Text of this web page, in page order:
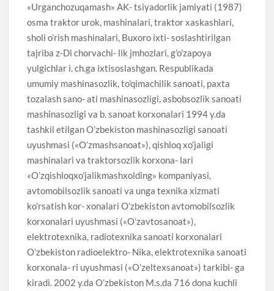
«Urganchozuqamash» AK- tsiyadorlik jamiyati (1987)
osma traktor urok, mashinalari, traktor xaskashlari,
sholi o’rish mashinalari, Buxoro ixti- soslashtirilgan
tajriba z-Di chorvachi- lik jmhozlari, g’o’zapoya
yulgichlar i. ch.ga ixtisoslashgan. Respublikada
umumiy mashinasozlik, to’qimachilik sanoati, paxta
tozalash sano- ati mashinasozligi, asbobsozlik sanoati
mashinasozligi va b. sanoat korxonalari 1994 y.da
tashkil etilgan O’zbekiston mashinasozligi sanoati
uyushmasi («O’zmashsanoat»), qishloq xo’jaligi
mashinalari va traktorsozlik korxona- lari
«O’zqishloqxo’jalikmashxolding» kompaniyasi,
avtomobilsozlik sanoati va unga texnika xizmati
ko’rsatish kor- xonalari O’zbekiston avtomobilsozlik
korxonalari uyushmasi («O’zavtosanoat»),
elektrotexnika, radiotexnika sanoati korxonalari
O’zbekiston radioelektro- Nika, elektrotexnika sanoati
korxonala- ri uyushmasi («O’zeltexsanoat») tarkibi- ga
kiradi. 2002 y.da O’zbekiston M.s.da 716 dona kuchli